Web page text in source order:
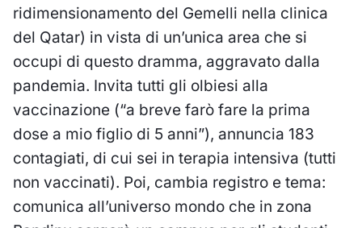
ridimensionamento del Gemelli nella clinica
del Qatar) in vista di un’unica area che si
occupi di questo dramma, aggravato dalla
pandemia. Invita tutti gli olbiesi alla
vaccinazione (“a breve farò fare la prima
dose a mio figlio di 5 anni”), annuncia 183
contagiati, di cui sei in terapia intensiva (tutti
non vaccinati). Poi, cambia registro e tema:
comunica all’universo mondo che in zona